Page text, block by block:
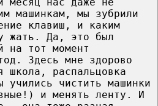
машинкам, мы зубрили
клавиш, и каким
жать. Да, это был
на тот момент
Здесь мне здорово
школа, распальцовка
учились чистить машинки
и менять ленту. И